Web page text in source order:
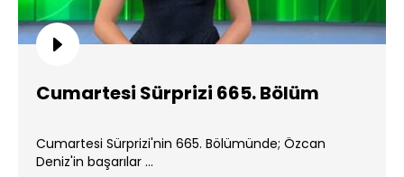
Cumartesi Sürprizi 665. Bölüm
Cumartesi Sürprizi'nin 665. Bölümünde; Özcan
Deniz'in başarılar ...